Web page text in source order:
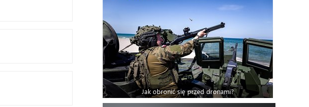
Jak obronić się przed dronami?